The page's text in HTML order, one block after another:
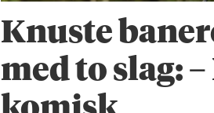
Knuste
med to slag: